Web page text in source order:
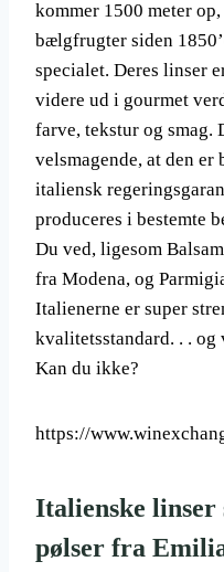
kommer 1500 meter
bælgfrugter siden
specialet. Deres linser
videre ud i gourmet
farve, tekstur og smag.
velsmagende, at den
italiensk
produceres i bestemte
Du ved, ligesom
fra Modena, og
Italienerne er super
kvalitetsstandard. . . og
Kan du ikke?
https://
Italienske linser
pølser fra